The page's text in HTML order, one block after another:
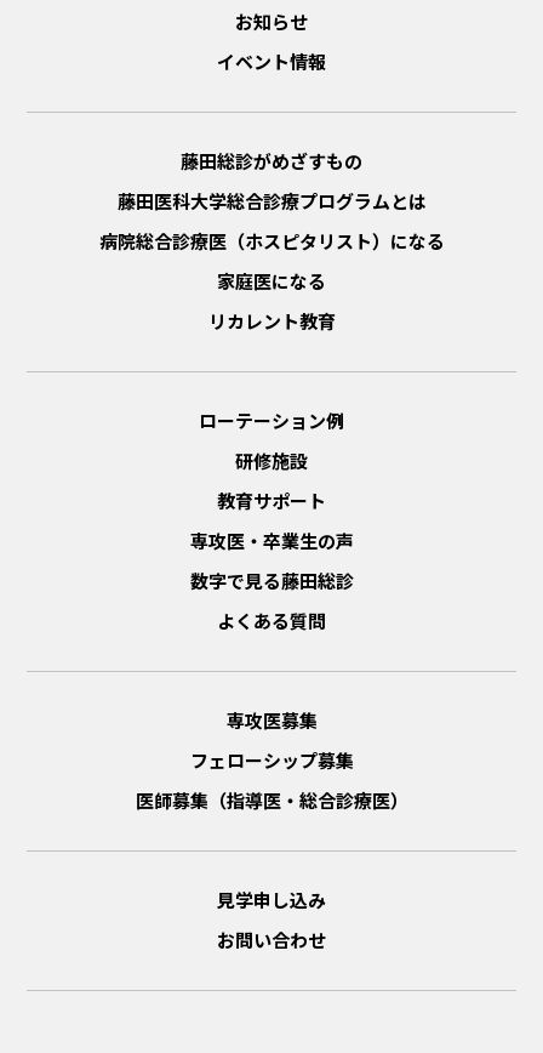
お知らせ
イベント情報
藤田総診がめざすもの
藤田医科大学総合診療プログラムとは
病院総合診療医（ホスピタリスト）になる
家庭医になる
リカレント教育
ローテーション例
研修施設
教育サポート
専攻医・卒業生の声
数字で見る藤田総診
よくある質問
専攻医募集
フェローシップ募集
医師募集（指導医・総合診療医）
見学申し込み
お問い合わせ